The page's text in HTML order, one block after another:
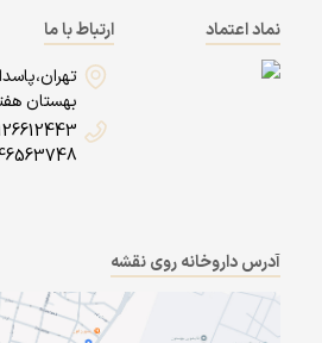
نماد اعتماد
ارتباط با ما
بهستان
آدرس داروخانه روی نقشه